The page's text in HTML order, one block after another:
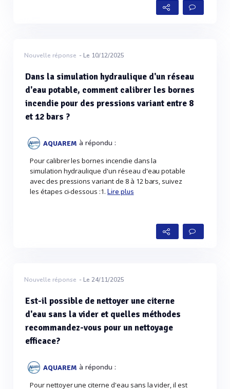
Nouvelle réponse - Le 10/12/2025
Dans la simulation hydraulique d'un réseau
d'eau potable, comment calibrer les bornes
incendie pour des pressions variant entre 8
et 12 bars ?
AQUAREM à répondu :
Pour calibrer les bornes incendie dans la
simulation hydraulique d'un réseau d'eau potable
avec des pressions variant de 8 à 12 bars, suivez
les étapes ci-dessous :1. Lire plus
Nouvelle réponse - Le 24/11/2025
Est-il possible de nettoyer une citerne
d'eau sans la vider et quelles méthodes
recommandez-vous pour un nettoyage
efficace?
AQUAREM à répondu :
Pour nettoyer une citerne d'eau sans la vider, il est